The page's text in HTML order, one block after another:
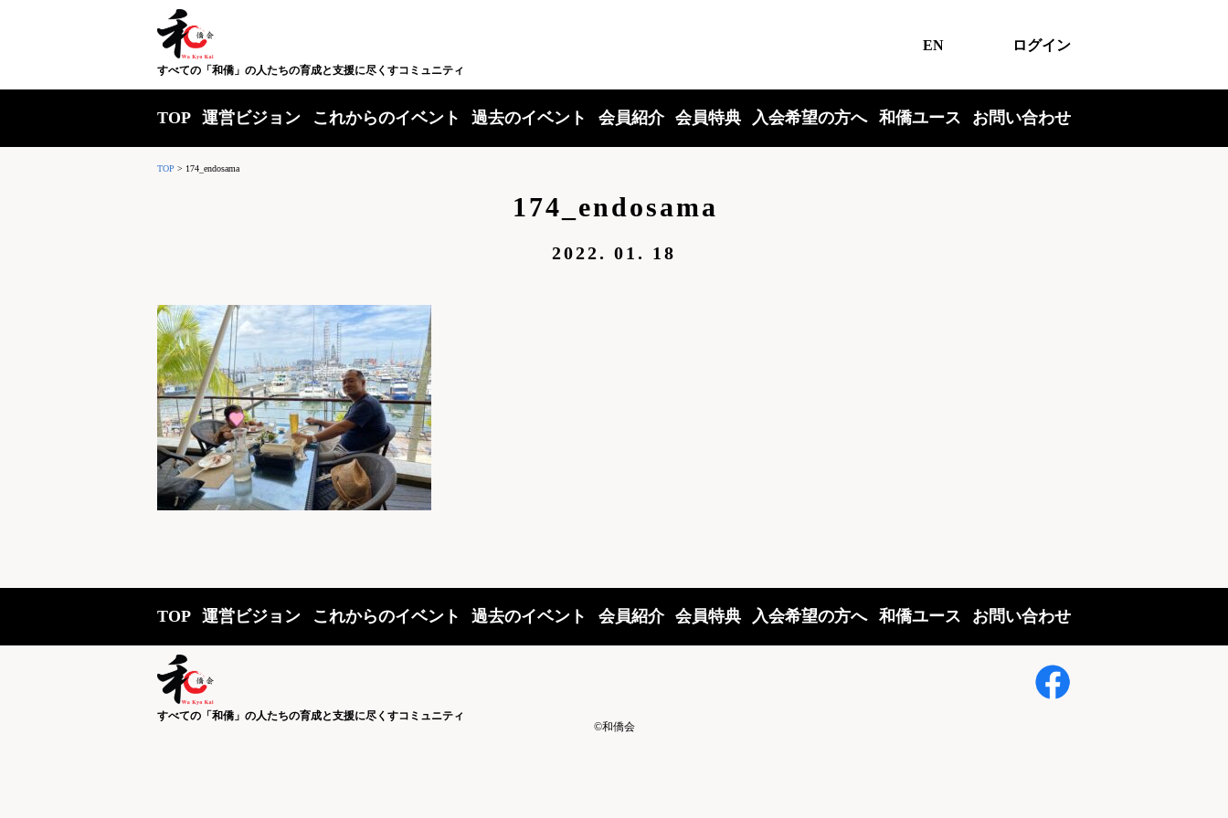
すべての「和僑」の人たちの育成と支援に尽くすコミュニティ
EN ログイン
TOP 運営ビジョン これからのイベント 過去のイベント 会員紹介 会員特典 入会希望の方へ 和僑ユース お問い合わせ
TOP > 174_endosama
174_endosama
2022. 01. 18
TOP 運営ビジョン これからのイベント 過去のイベント 会員紹介 会員特典 入会希望の方へ 和僑ユース お問い合わせ
すべての「和僑」の人たちの育成と支援に尽くすコミュニティ
©和僑会